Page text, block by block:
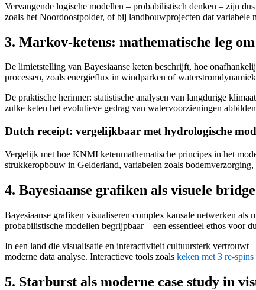
Vervangende logische modellen – probabilistisch denken – zijn
zoals het Noordoostpolder, of bij landbouwprojecten dat variabele
3. Markov-ketens: mathematische leg
De limietstelling van Bayesiaanse keten beschrijft, hoe
processen, zoals energieflux in windparken of
De praktische herinner: statistische analysen van langdurige
zulke keten het evolutieve gedrag van watervoorzieningen
Dutch receipt: vergelijkbaar met hydrologische
Vergelijk met hoe KNMI ketenmathematische principes in het
strukkeropbouw in Gelderland, variabelen zoals
4. Bayesiaanse grafiken als visuele
Bayesiaanse grafiken visualiseren complex kausale netwerken als
probabilistische modellen begrijpbaar – een essentieel ethos voor
In een land die visualisatie en interactiviteit cultuursterk vertrouwt
moderne data analyse. Interactieve tools zoals keken met 3 re-
5. Starburst als moderne case study in